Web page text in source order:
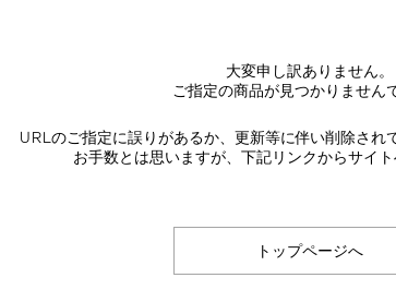
大変申し訳ありません。
ご指定の商品が見つかりません
URLのご指定に誤りがあるか、更新等に伴い削除され
お手数とは思いますが、下記リンクからサイト
トップページへ